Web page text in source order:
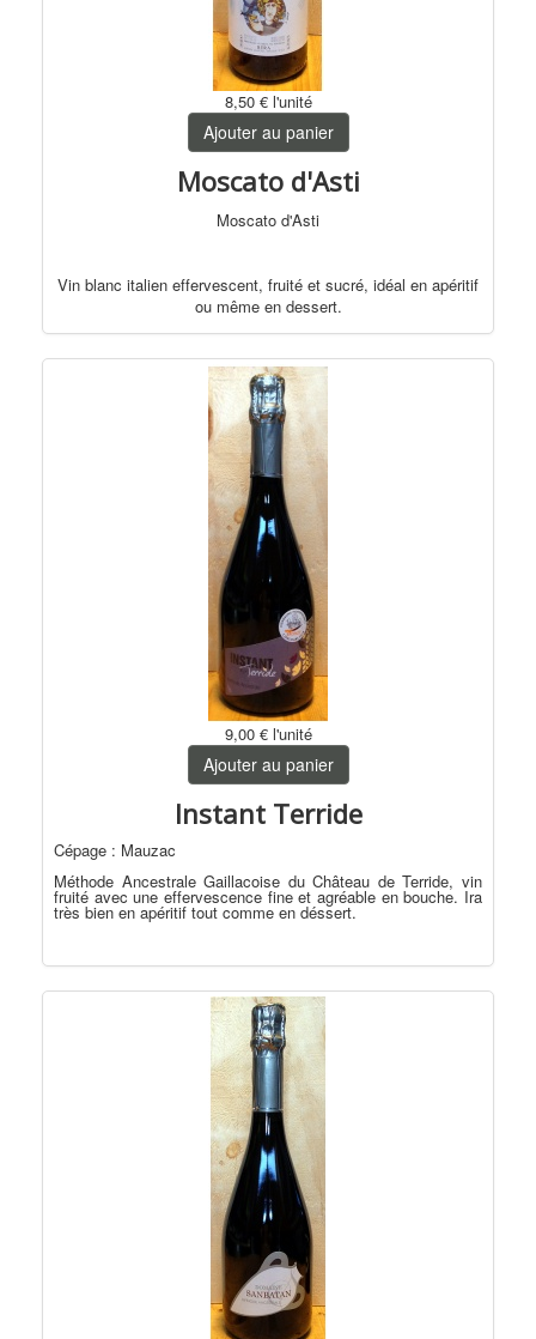
8,50 € l'unité
Ajouter au panier
Moscato d'Asti
Moscato d'Asti
Vin blanc italien effervescent, fruité et sucré, idéal en apéritif
ou même en dessert.
9,00 € l'unité
Ajouter au panier
Instant Terride
Cépage : Mauzac
Méthode Ancestrale Gaillacoise du Château de Terride, vin
fruité avec une effervescence fine et agréable en bouche. Ira
très bien en apéritif tout comme en déssert.